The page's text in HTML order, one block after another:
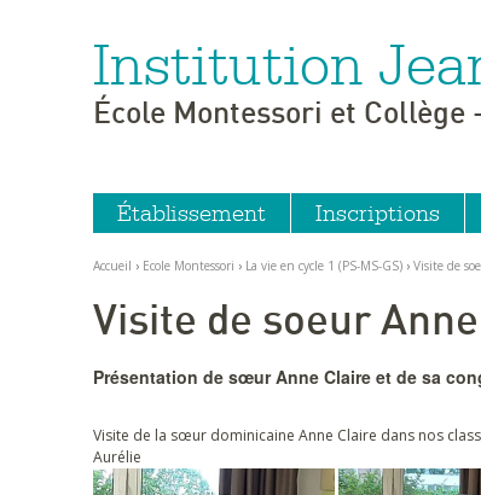
Aller
Aller
à
Outils
personnels
Institution
École Montessori et
Établissement Inscriptions
Accueil › Ecole Montessori › La vie en cycle 1 (PS-MS-GS) › Visite de
Visite de soeur
Présentation de sœur Anne Claire et de sa
Visite de la sœur dominicaine Anne Claire dans nos
Aurélie